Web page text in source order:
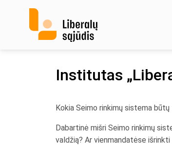
Institutas
Kokia Seimo rinkimų sistema būtų
Dabartinė mišri Seimo rinkimų
valdžią? Ar vienmandatėse